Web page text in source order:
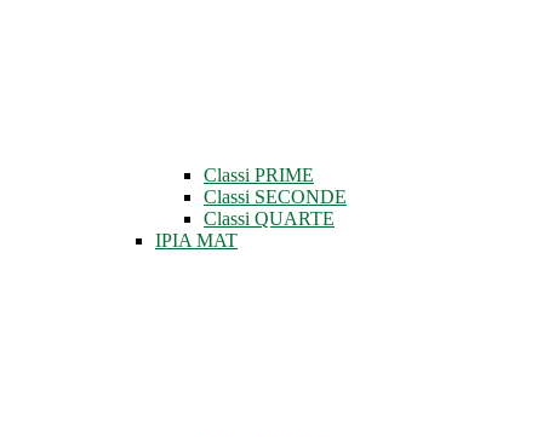
Classi PRIME
Classi SECONDE
Classi QUARTE
IPIA MAT